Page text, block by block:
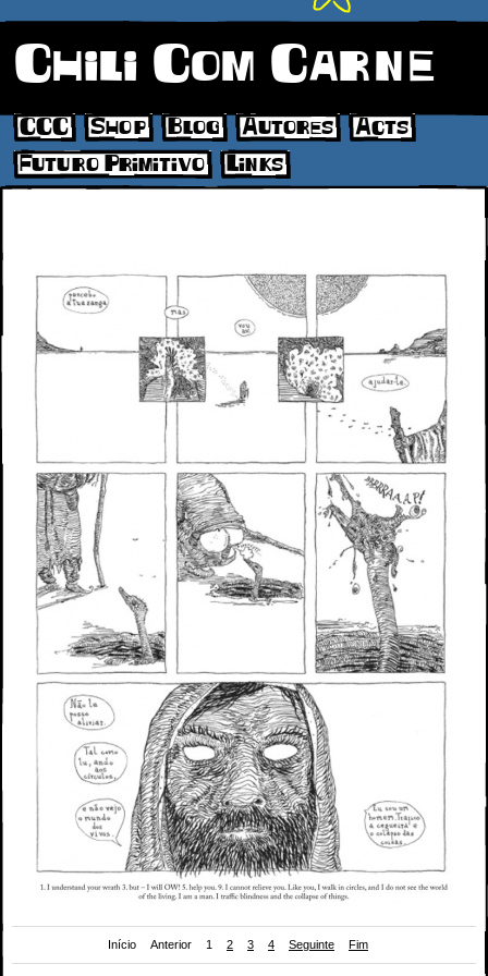
Chili Com Carne
CCC Shop Blog Autores
Acts
Futuro Primitivo
Links
Início Anterior 1 2 3 4 Seguinte Fim